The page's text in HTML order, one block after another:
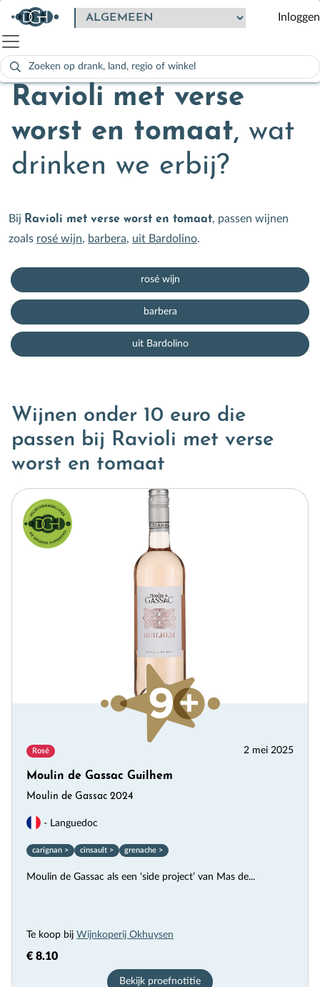
Zoeken
naar:
Als de resultaten voor automatisch aanvullen beschikbaar zijn,
Inloggen
Ravioli met verse
worst en tomaat, wat
drinken we erbij?
Bij Ravioli met verse worst en tomaat, passen wijnen
zoals rosé wijn, barbera, uit Bardolino.
rosé wijn
barbera
uit Bardolino
Wijnen onder 10 euro die
passen bij Ravioli met verse
worst en tomaat
Rosé 2 mei 2025
Moulin de Gassac Guilhem
Moulin de Gassac 2024
- Languedoc
carignan > cinsault > grenache >
Moulin de Gassac als een ‘side project’ van Mas de...
Te koop bij Wijnkoperij Okhuysen
€ 8.10
Bekijk proefnotitie